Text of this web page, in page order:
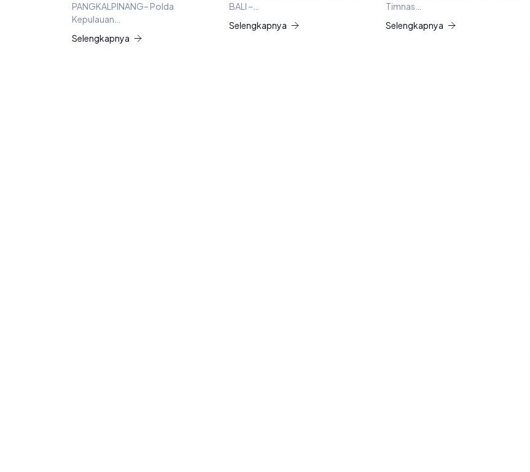
PANGKALPINANG– Polda
Kepulauan…
Selengkapnya
BALI –…
Selengkapnya
Timnas…
Selengkapnya